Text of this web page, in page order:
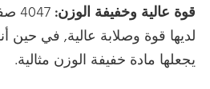
قوة عالية وخفيفة الوزن:
لديها قوة وصلابة عالية, في حين
يجعلها مادة خفيفة الوزن مثالية.